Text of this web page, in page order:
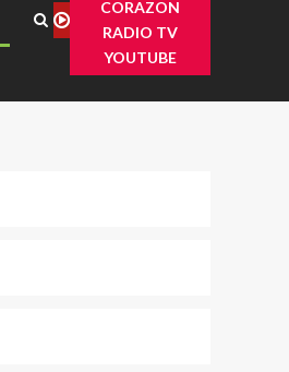
CORAZON
RADIO TV
YOUTUBE